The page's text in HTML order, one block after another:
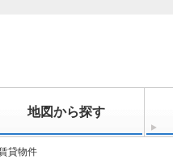
地図から探す
貸物件